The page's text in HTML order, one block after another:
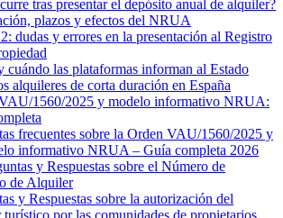
tras presentar el depósito anual de alquiler?
plazos y efectos del NRUA
dudas y errores en la presentación al Registro
cuándo las plataformas informan al Estado
alquileres de corta duración en España
1560/2025 y modelo informativo NRUA:
frecuentes sobre la Orden VAU/1560/2025 y
informativo NRUA – Guía completa 2026
y Respuestas sobre el Número de
de Alquiler
y Respuestas sobre la autorización del
turístico por las comunidades de propietarios